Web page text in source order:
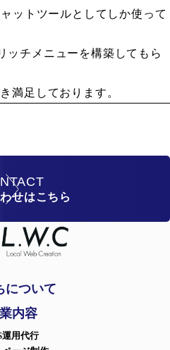
ットツールとしてしか使って
ッチメニューを構築してもら
満足しております。
せはこちら
について
内容
運用代行